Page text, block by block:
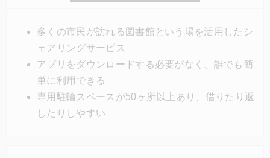
及び周辺にある50以上の専用駐輪スペースで電動自転
車を借りたり返したりできる。
多くの市民が訪れる図書館という場を活用したシ
ェアリングサービス
アプリをダウンロードする必要がなく、誰でも簡
単に利用できる
専用駐輪スペースが50ヶ所以上あり、借りたり返
したりしやすい